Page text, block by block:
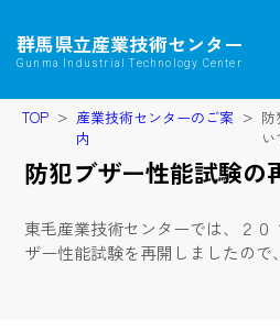
群馬県立産業技術センター
Gunma Industrial Technology Center
TOP
産業技術センターのご案
内
防
い
防犯ブザー性能試験の
東毛産業技術センターでは、２
ザー性能試験を再開しましたので